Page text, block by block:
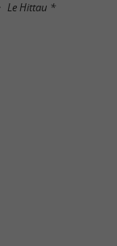
Le Hittau *